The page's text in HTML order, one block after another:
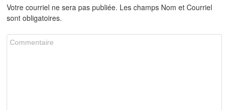
Votre courriel ne sera pas publiée. Les champs Nom et Courriel
sont obligatoires.